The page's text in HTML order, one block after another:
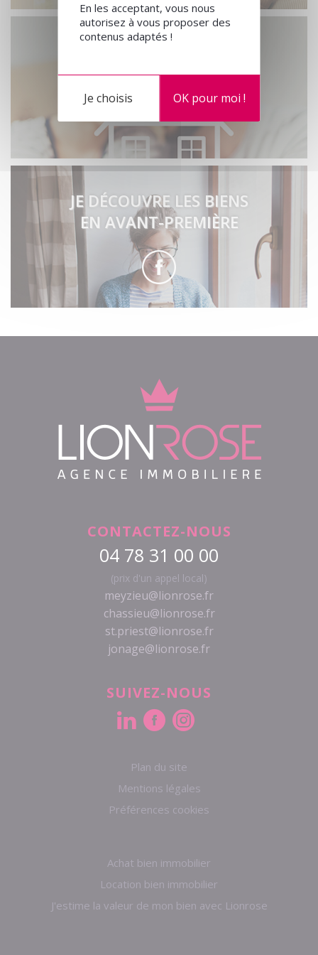
JE CALCULE
MON PRÊT
JE DÉCOUVRE LES BIENS
EN AVANT-PREMIÈRE
Plan du site
Mentions légales
Préférences cookies
Achat bien immobilier
Location bien immobilier
J'estime la valeur de mon bien avec Lionrose
CONTACTEZ-NOUS
04 78 31 00 00
(prix d'un appel local)
meyzieu@lionrose.fr
chassieu@lionrose.fr
st.priest@lionrose.fr
jonage@lionrose.fr
SUIVEZ-NOUS
En les acceptant, vous nous
autorisez à vous proposer des
contenus adaptés !
OK pour moi !
Je choisis